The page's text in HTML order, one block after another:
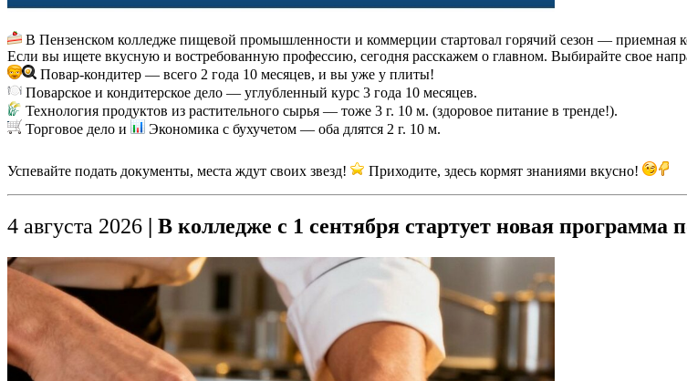
В Пензенском колледже пищевой промышленности и коммерции стартовал горячий сезон — приемная
Если вы ищете вкусную и востребованную профессию, сегодня расскажем о главном. Выбирайте свое
Повар-кондитер — всего 2 года 10 месяцев, и вы уже у плиты!
Поварское и кондитерское дело — углубленный курс 3 года 10 месяцев.
Технология продуктов из растительного сырья — тоже 3 г. 10 м. (здоровое питание в тренде!).
Торговое дело и
Экономика с бухучетом — оба длятся 2 г. 10 м.
Успевайте подать документы, места ждут своих звезд! ️ Приходите, здесь кормят знаниями вкусно!
4 августа 2026 | В колледже с 1 сентября стартует новая